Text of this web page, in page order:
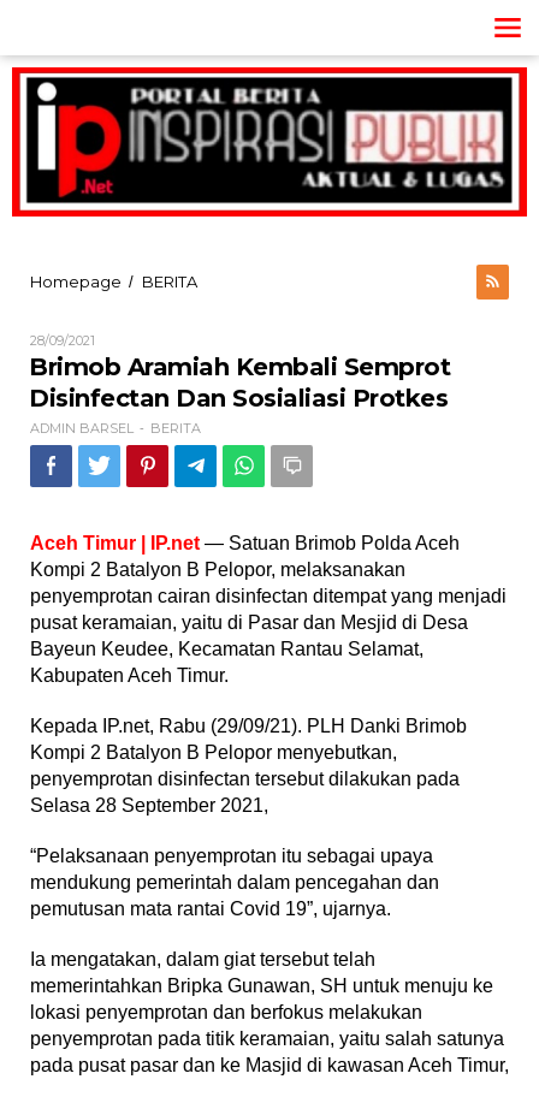
konten
Homepage / BERITABrimob
Disinfectan
Sosialiasi
Protkes
28/09/2021
ADMIN
BARSEL
Brimob Aramiah Kembali Semprot
Disinfectan Dan Sosialiasi Protkes
ADMIN BARSEL - BERITA
Aceh Timur | IP.net — Satuan Brimob Polda Aceh
Kompi 2 Batalyon B Pelopor, melaksanakan
penyemprotan cairan disinfectan ditempat yang menjadi
pusat keramaian, yaitu di Pasar dan Mesjid di Desa
Bayeun Keudee, Kecamatan Rantau Selamat,
Kabupaten Aceh Timur.
Kepada IP.net, Rabu (29/09/21). PLH Danki Brimob
Kompi 2 Batalyon B Pelopor menyebutkan,
penyemprotan disinfectan tersebut dilakukan pada
Selasa 28 September 2021,
“Pelaksanaan penyemprotan itu sebagai upaya
mendukung pemerintah dalam pencegahan dan
pemutusan mata rantai Covid 19”, ujarnya.
Ia mengatakan, dalam giat tersebut telah
memerintahkan Bripka Gunawan, SH untuk menuju ke
lokasi penyemprotan dan berfokus melakukan
penyemprotan pada titik keramaian, yaitu salah satunya
pada pusat pasar dan ke Masjid di kawasan Aceh Timur,